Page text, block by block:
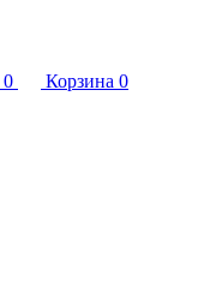
0 Корзина 0